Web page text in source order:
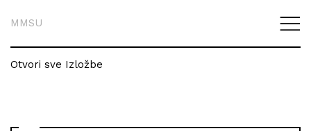
MMSU
Otvori sve Izložbe